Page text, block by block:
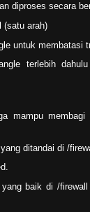
diproses secara
(satu arah)
untuk membatasi
terlebih
mampu
ditandai di /
baik di /